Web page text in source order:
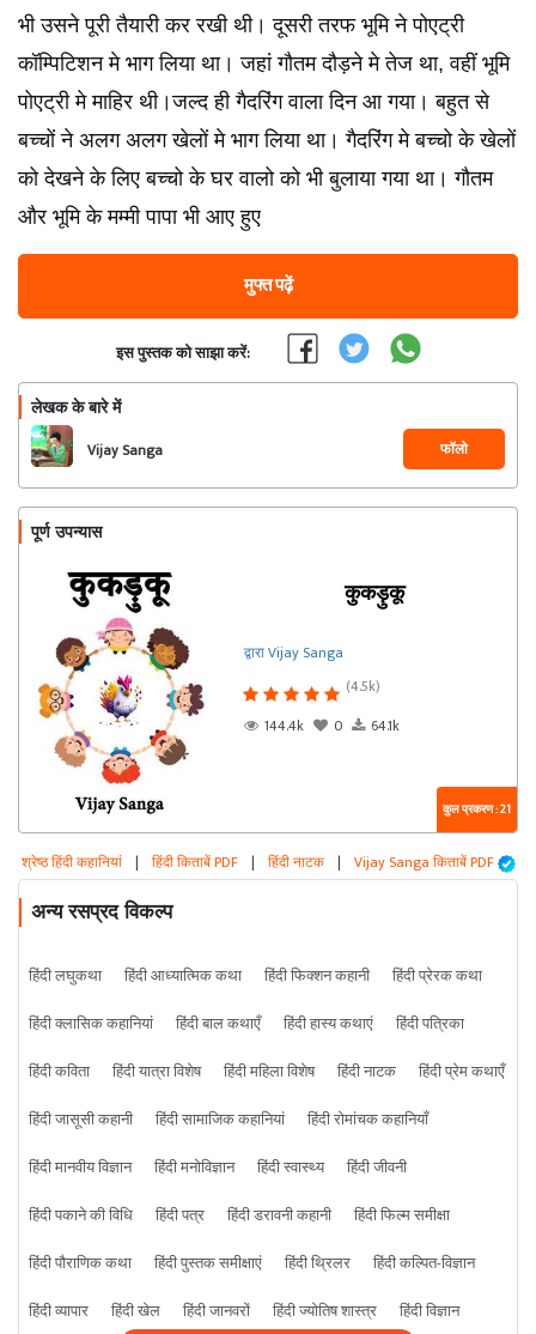
भी उसने पूरी तैयारी कर रखी थी। दूसरी तरफ भूमि ने पोएट्री
कॉम्पिटिशन मे भाग लिया था। जहां गौतम दौड़ने मे तेज था, वहीं भूमि
पोएट्री मे माहिर थी।जल्द ही गैदरिंग वाला दिन आ गया। बहुत से
बच्चों ने अलग अलग खेलों मे भाग लिया था। गैदरिंग मे बच्चो के खेलों
को देखने के लिए बच्चो के घर वालो को भी बुलाया गया था। गौतम
और भूमि के मम्मी पापा भी आए हुए
मुफ्त पढ़ें
इस पुस्तक को साझा करें:
लेखक के बारे में
Vijay Sanga फॉलो
पूर्ण उपन्यास
कुकड़ुकू
द्वारा Vijay Sanga
(4.5k)
144.4k
0 64.1k
कुल प्रकरण : 21
श्रेष्ठ हिंदी कहानियां | हिंदी किताबें PDF | हिंदी नाटक | Vijay Sanga किताबें PDF
अन्य रसप्रद विकल्प
हिंदी लघुकथा हिंदी आध्यात्मिक कथा हिंदी फिक्शन कहानी
हिंदी प्रेरक कथा
हिंदी क्लासिक कहानियां
हिंदी बाल कथाएँ हिंदी हास्य कथाएं
हिंदी पत्रिका
हिंदी कविता
हिंदी यात्रा विशेष हिंदी महिला विशेष हिंदी नाटक
हिंदी प्रेम कथाएँ
हिंदी जासूसी कहानी
हिंदी सामाजिक कहानियां
हिंदी रोमांचक कहानियाँ
हिंदी मानवीय विज्ञान
हिंदी मनोविज्ञान हिंदी स्वास्थ्य
हिंदी जीवनी
हिंदी पकाने की विधि
हिंदी पत्र हिंदी डरावनी कहानी
हिंदी फिल्म समीक्षा
हिंदी पौराणिक कथा
हिंदी पुस्तक समीक्षाएं हिंदी थ्रिलर
हिंदी कल्पित-विज्ञान
हिंदी व्यापार
हिंदी खेल हिंदी जानवरों हिंदी ज्योतिष शास्त्र हिंदी विज्ञान